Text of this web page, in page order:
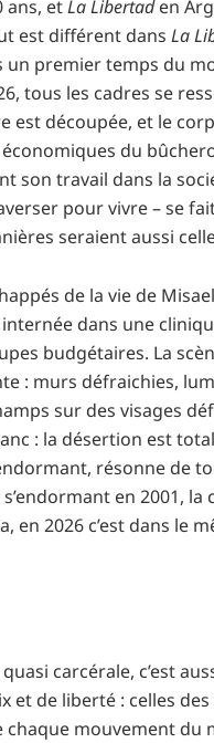
ans, etLa Libertaden
est différent dansLa
premier temps du
tous les cadres se
est découpée, et le
du
son travail dans la
pour vivre – se
seraient aussi
de la vie de
dans une
budgétaires. La
: murs défraichies,
sur des visages
: la désertion est
résonne de
en 2001, la
2026 c’est dans le
carcérale, c’est
et de liberté : celles
chaque mouvement du